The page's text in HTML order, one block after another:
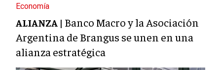
Economía
ALIANZA | Banco Macro y la Asociación
Argentina de Brangus se unen en una
alianza estratégica